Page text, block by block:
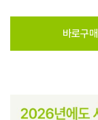
바로구매